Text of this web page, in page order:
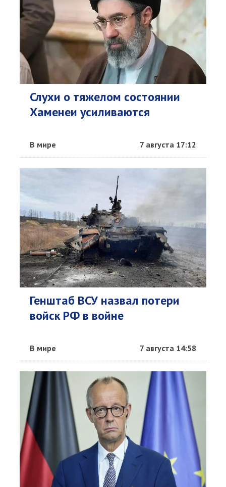
Слухи о тяжелом состоянии
Хаменеи усиливаются
В мире 7 августа 17:12
Генштаб ВСУ назвал потери
войск РФ в войне
В мире 7 августа 14:58